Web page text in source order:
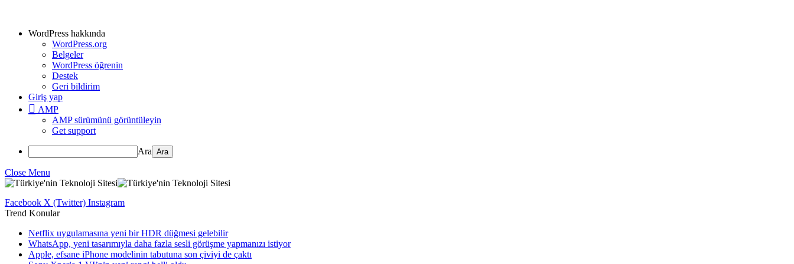
WordPress hakkında
WordPress.org
Belgeler
WordPress öğrenin
Destek
Geri bildirim
Giriş yap
AMP
AMP sürümünü görüntüleyin
Get support
Ara
Close Menu
Facebook X (Twitter) Instagram
Trend Konular
Netflix uygulamasına yeni bir HDR düğmesi gelebilir
WhatsApp, yeni tasarımıyla daha fazla sesli görüşme yapmanızı istiyor
Apple, efsane iPhone modelinin tabutuna son çiviyi de çaktı